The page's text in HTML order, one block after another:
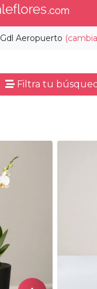
Gdl Aeropuerto
Filtra tu